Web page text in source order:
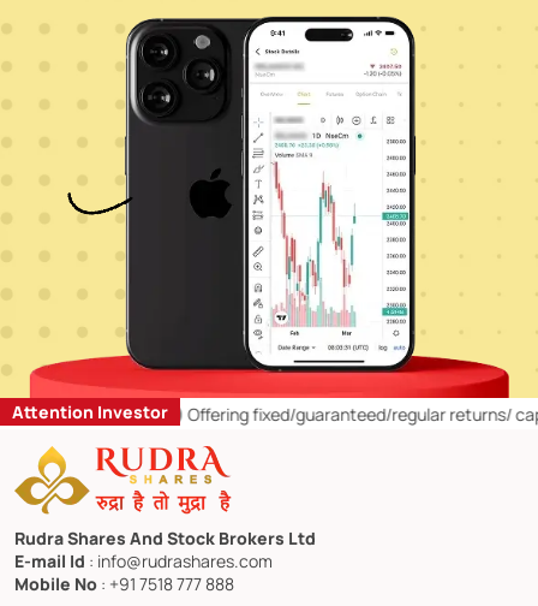
Attention Investor
Investors: 1)Offering fixed/guaranteed/regular returns/ capital
Rudra Shares And Stock Brokers Ltd
E-mail Id : info@rudrashares.com
Mobile No : +91 7518 777 888